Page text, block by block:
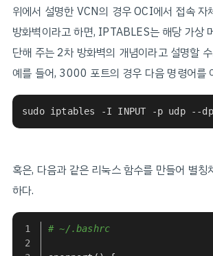
위에서 설명한 VCN의 경우 OCI에서 접속 자
방화벽이라고 하면, IPTABLES는 해당 가상
단해 주는 2차 방화벽의 개념이라고 설명할
예를 들어, 3000 포트의 경우 다음 명령어를
sudo iptables -I INPUT -p udp --
혹은, 다음과 같은 리눅스 함수를 만들어 별칭
하다.
# ~/.bashrc